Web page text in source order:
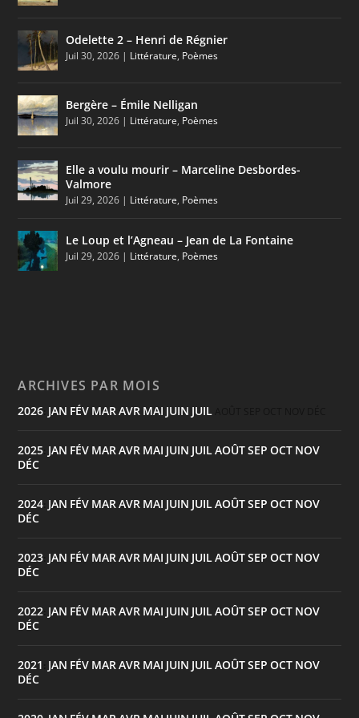
Odelette 2 – Henri de Régnier
Juil 30, 2026 | Littérature, Poèmes
Bergère – Émile Nelligan
Juil 30, 2026 | Littérature, Poèmes
Elle a voulu mourir – Marceline Desbordes-
Valmore
Juil 29, 2026 | Littérature, Poèmes
Le Loup et l’Agneau – Jean de La Fontaine
Juil 29, 2026 | Littérature, Poèmes
ARCHIVES PAR MOIS
2026 JAN FÉV MAR AVR MAI JUIN JUIL
2025 JAN FÉV MAR AVR MAI JUIN JUIL AOÛTSEP OCT NOV
DÉC
2024 JAN FÉV MAR AVR MAI JUIN JUIL AOÛTSEP OCT NOV
DÉC
2023 JAN FÉV MAR AVR MAI JUIN JUIL AOÛTSEP OCT NOV
DÉC
2022 JAN FÉV MAR AVR MAI JUIN JUIL AOÛTSEP OCT NOV
DÉC
2021 JAN FÉV MAR AVR MAI JUIN JUIL AOÛTSEP OCT NOV
DÉC